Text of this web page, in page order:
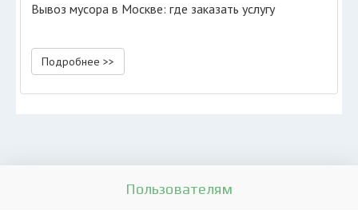
Вывоз мусора в Москве: где заказать услугу
Подробнее >>
Пользователям